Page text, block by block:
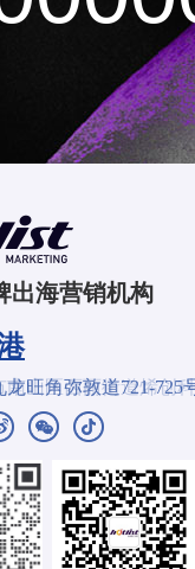
出海营销机构
旺角弥敦道721-725